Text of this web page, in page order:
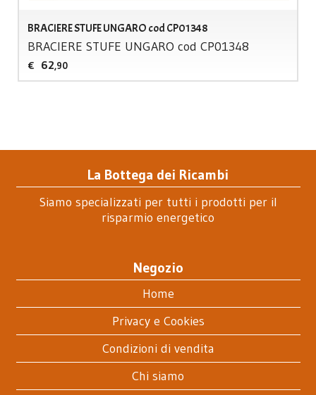
BRACIERE STUFE UNGARO cod CP01348
BRACIERE STUFE UNGARO cod CP01348
€ 62,90
La Bottega dei Ricambi
Siamo specializzati per tutti i prodotti per il
risparmio energetico
Negozio
Home
Privacy e Cookies
Condizioni di vendita
Chi siamo